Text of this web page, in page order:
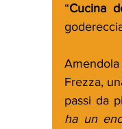
“Cucina
Frezza,
passi da
ha un